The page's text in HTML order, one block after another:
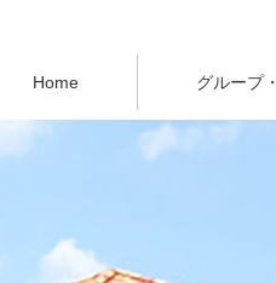
Home グループ